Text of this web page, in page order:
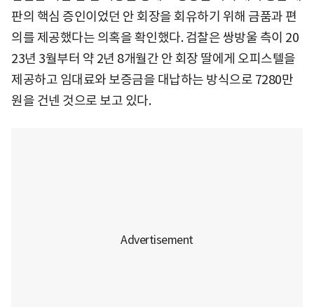
판의 핵심 증인이었던 안 회장을 회유하기 위해 금품과 편
의를 제공했다는 의혹을 확인했다. 검찰은 쌍방울 측이 20
23년 3월부터 약 2년 8개월간 안 회장 딸에게 오피스텔을
제공하고 임대료와 보증금을 대납하는 방식으로 7280만
원을 건넨 것으로 보고 있다.